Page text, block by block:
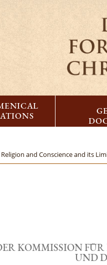
and Conscience and its
KOMMISSION
UND